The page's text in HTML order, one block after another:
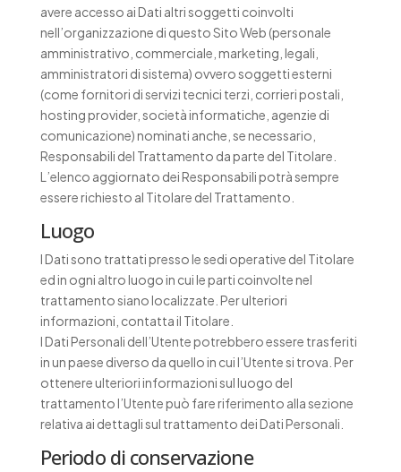
avere accesso ai Dati altri soggetti coinvolti
nell’organizzazione di questo Sito Web (personale
amministrativo, commerciale, marketing, legali,
amministratori di sistema) ovvero soggetti esterni
(come fornitori di servizi tecnici terzi, corrieri postali,
hosting provider, società informatiche, agenzie di
comunicazione) nominati anche, se necessario,
Responsabili del Trattamento da parte del Titolare.
L’elenco aggiornato dei Responsabili potrà sempre
essere richiesto al Titolare del Trattamento.
Luogo
I Dati sono trattati presso le sedi operative del Titolare
ed in ogni altro luogo in cui le parti coinvolte nel
trattamento siano localizzate. Per ulteriori
informazioni, contatta il Titolare.
I Dati Personali dell’Utente potrebbero essere trasferiti
in un paese diverso da quello in cui l’Utente si trova. Per
ottenere ulteriori informazioni sul luogo del
trattamento l’Utente può fare riferimento alla sezione
relativa ai dettagli sul trattamento dei Dati Personali.
Periodo di conservazione